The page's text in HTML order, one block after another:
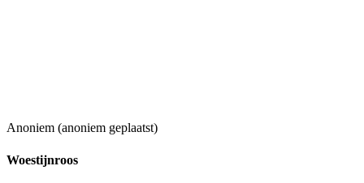
Anoniem (anoniem geplaatst)
Woestijnroos